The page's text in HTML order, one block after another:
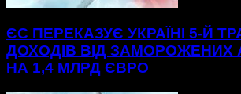
ЄС ПЕРЕКАЗУЄ УКРАЇНІ 5-Й
ДОХОДІВ ВІД ЗАМОРОЖЕНИХ
НА 1,4 МЛРД ЄВРО